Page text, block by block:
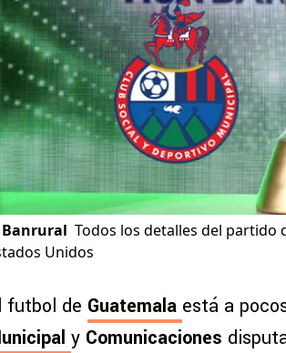
Banrural Todos los detalles del partido
Unidos
futbol de Guatemala está a
y Comunicaciones